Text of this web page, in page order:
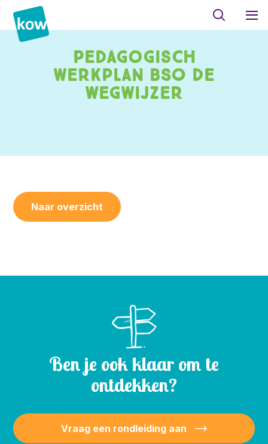
Pedagogisch
werkplan BSO De
Wegwijzer
Naar overzicht
Ben je ook klaar om te
ontdekken?
Vraag een rondleiding aan